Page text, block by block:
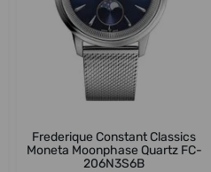
Frederique Constant Classics
Moneta Moonphase Quartz FC-
206N3S6B